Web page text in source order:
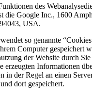
des
die Google Inc., 1600
USA.
so genannte
Computer gespeichert
der Website durch
erzeugten Informationen
in der Regel an einen
dort gespeichert.